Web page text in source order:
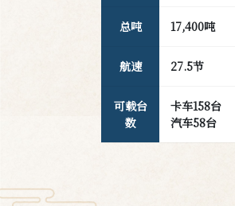
总吨 17,400吨
航速 27.5节
可载台
数
卡车158台
汽车58台